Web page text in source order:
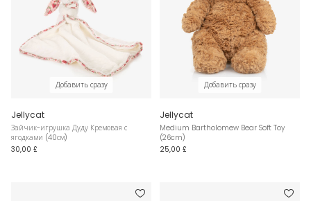
Добавить сразу
Jellycat
Зайчик-игрушка Дуду Кремовая с
ягодками (40см)
30,00 £
Добавить сразу
Jellycat
Medium Bartholomew Bear Soft Toy
(26cm)
25,00 £